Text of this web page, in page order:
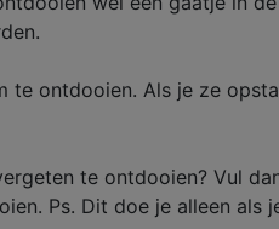
te ontdooien. Als je ze
te ontdooien? Vul
Ps. Dit doe je alleen als